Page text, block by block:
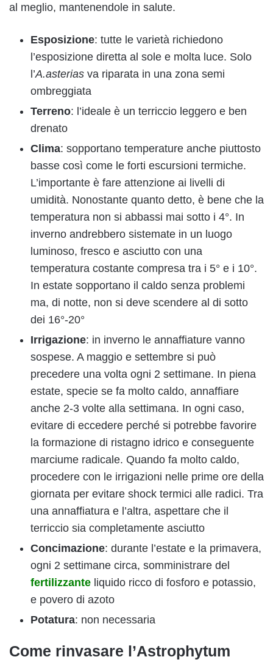
al meglio, mantenendole in salute.
Esposizione: tutte le varietà richiedono
l’esposizione diretta al sole e molta luce. Solo
l’A.asterias va riparata in una zona semi
ombreggiata
Terreno: l’ideale è un terriccio leggero e ben
drenato
Clima: sopportano temperature anche piuttosto
basse così come le forti escursioni termiche.
L’importante è fare attenzione ai livelli di
umidità. Nonostante quanto detto, è bene che la
temperatura non si abbassi mai sotto i 4°. In
inverno andrebbero sistemate in un luogo
luminoso, fresco e asciutto con una
temperatura costante compresa tra i 5° e i 10°.
In estate sopportano il caldo senza problemi
ma, di notte, non si deve scendere al di sotto
dei 16°-20°
Irrigazione: in inverno le annaffiature vanno
sospese. A maggio e settembre si può
precedere una volta ogni 2 settimane. In piena
estate, specie se fa molto caldo, annaffiare
anche 2-3 volte alla settimana. In ogni caso,
evitare di eccedere perché si potrebbe favorire
la formazione di ristagno idrico e conseguente
marciume radicale. Quando fa molto caldo,
procedere con le irrigazioni nelle prime ore della
giornata per evitare shock termici alle radici. Tra
una annaffiatura e l’altra, aspettare che il
terriccio sia completamente asciutto
Concimazione: durante l’estate e la primavera,
ogni 2 settimane circa, somministrare del
fertilizzante liquido ricco di fosforo e potassio,
e povero di azoto
Potatura: non necessaria
Come rinvasare l’Astrophytum